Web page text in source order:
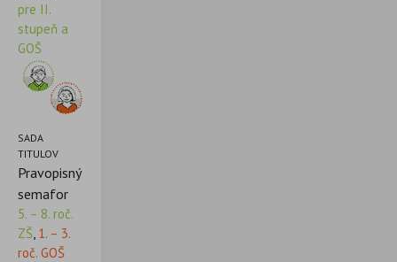
pre II.
stupeň a
GOŠ
SADA
TITULOV
Pravopisný
semafor
5. – 8. roč.
ZŠ,1. – 3.
roč. GOŠ